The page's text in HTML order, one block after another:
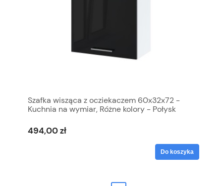
Szafka wisząca z ocziekaczem 60x32x72 -
Kuchnia na wymiar, Różne kolory - Połysk
494,00 zł
Do koszyka